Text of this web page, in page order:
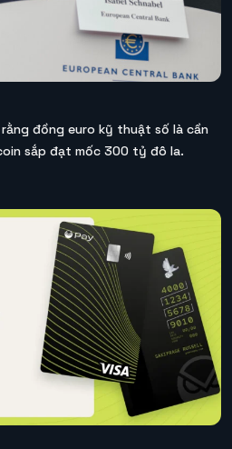
rằng đồng euro kỹ thuật số là cần
sắp đạt mốc 300 tỷ đô la.